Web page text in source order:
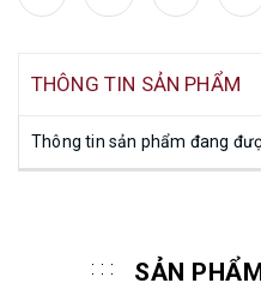
THÔNG TIN SẢN PHẨM
Thông tin sản phẩm đang
SẢN